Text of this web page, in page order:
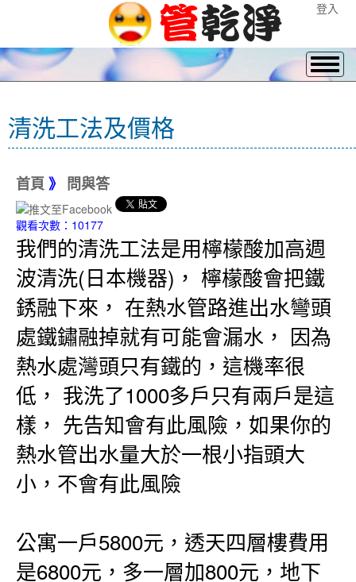
登入
清洗工法及價格
首頁 》 問與答
觀看次數：10177
我們的清洗工法是用檸檬酸加高週
波清洗(日本機器)， 檸檬酸會把鐵
銹融下來， 在熱水管路進出水彎頭
處鐵鏽融掉就有可能會漏水， 因為
熱水處灣頭只有鐵的，這機率很
低， 我洗了1000多戶只有兩戶是這
樣， 先告知會有此風險，如果你的
熱水管出水量大於一根小指頭大
小，不會有此風險
公寓一戶5800元，透天四層樓費用
是6800元，多一層加800元，地下